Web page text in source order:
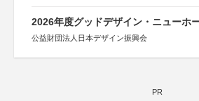
2026年度グッドデザイン・ニューホ
公益財団法人日本デザイン振興会
PR